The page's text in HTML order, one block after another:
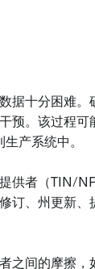
据十分困难。
预。该过程可
产系统中。
供者（TIN/
订、州更新、
之间的摩擦，